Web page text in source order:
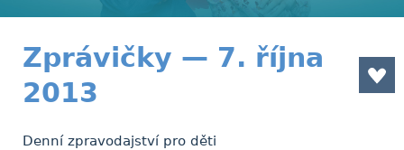
Zprávičky — 7. října
2013
Denní zpravodajství pro děti